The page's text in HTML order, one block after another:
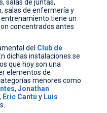
salas de juntas,
salas de enfermería y
tiene un
concentrados antes
del Club de
En dichas instalaciones se
que hoy son una
elementos de
menores como
,Jonathan
, Éric Cantú y Luis